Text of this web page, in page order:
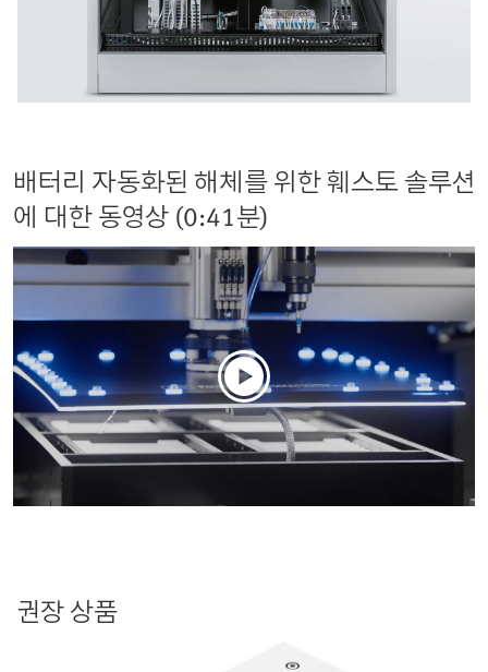
배터리 자동화된 해체를 위한 훼스토 솔루션
에 대한 동영상 (0:41분)
권장 상품